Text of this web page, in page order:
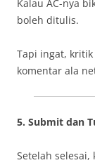
Kalau AC-nya
boleh ditulis.
Tapi ingat,
komentar ala
5. Submit dan
Setelah